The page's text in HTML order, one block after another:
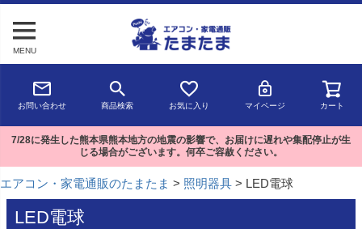
MENU
お問い合わせ 商品検索 お気に入り マイページ カート
7/28に発生した熊本県熊本地方の地震の影響で、お届けに遅れや集配停止が生
じる場合がございます。何卒ご容赦ください。
エアコン・家電通販のたまたま 照明器具 LED電球
LED電球